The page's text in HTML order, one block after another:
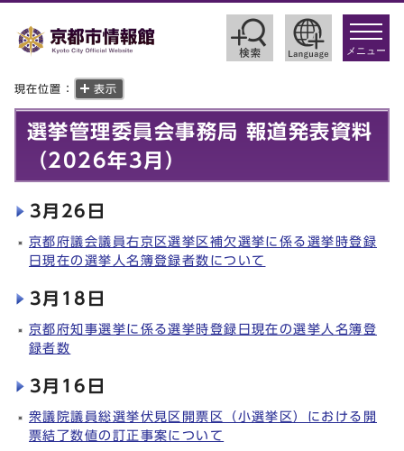
toggle
メニュー
現在位置： 表示
選挙管理委員会事務局 報道発表資料
（2026年3月）
3月26日
京都府議会議員右京区選挙区補欠選挙に係る選挙時登録
日現在の選挙人名簿登録者数について
3月18日
京都府知事選挙に係る選挙時登録日現在の選挙人名簿登
録者数
3月16日
衆議院議員総選挙伏見区開票区（小選挙区）における開
票結了数値の訂正事案について